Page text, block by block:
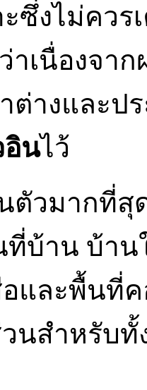
ซึ่งไม่ควร
าเนื่องจ
ต่างและป
อินไว้
ตัวมากที่
บ้าน บ้า
และพื้นที่
นสำหรับทั้